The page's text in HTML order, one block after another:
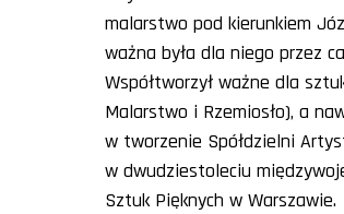
malarstwo pod kierunkiem
ważna była dla niego przez
Współtworzył ważne dla
Malarstwo i Rzemiosło), a
w tworzenie Spółdzielni
w dwudziestoleciu
Sztuk Pięknych w Warszawie.